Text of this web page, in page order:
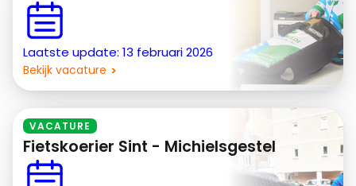
Laatste update: 13 februari 2026
Bekijk vacature
VACATURE
Fietskoerier Sint - Michielsgestel